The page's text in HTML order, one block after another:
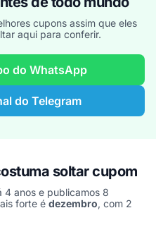
cupons assim que eles
aqui para conferir.
do WhatsApp
do Telegram
soltar cupom
4 anos e publicamos 8
forte é dezembro, com 2
por mês, somando os últimos
médio